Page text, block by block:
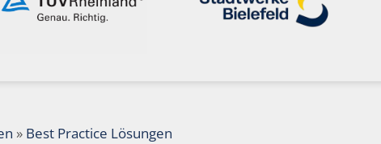
» Best Practice Lösungen